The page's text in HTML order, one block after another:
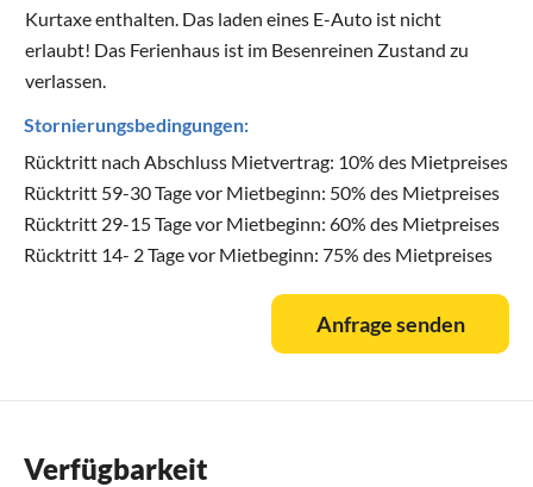
Kurtaxe enthalten. Das laden eines E-Auto ist nicht
erlaubt! Das Ferienhaus ist im Besenreinen Zustand zu
verlassen.
Stornierungsbedingungen:
Rücktritt nach Abschluss Mietvertrag: 10% des Mietpreises
Rücktritt 59-30 Tage vor Mietbeginn: 50% des Mietpreises
Rücktritt 29-15 Tage vor Mietbeginn: 60% des Mietpreises
Rücktritt 14- 2 Tage vor Mietbeginn: 75% des Mietpreises
Anfrage senden
Verfügbarkeit